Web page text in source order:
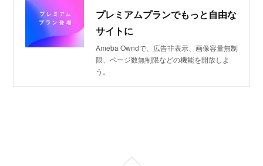
プレミアムプランでもっと自由な
サイトに
Ameba Owndで、広告非表示、画像容量無制
限、ページ数無制限などの機能を開放しよ
う。